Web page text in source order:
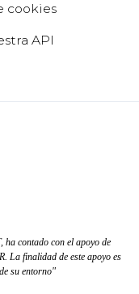
cookies
API
contado con el apoyo de
La finalidad de este apoyo es
su entorno"